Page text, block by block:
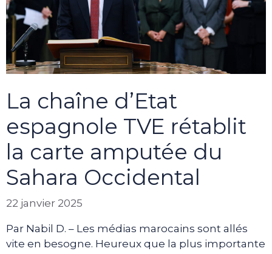
La chaîne d’Etat
espagnole TVE rétablit
la carte amputée du
Sahara Occidental
22 janvier 2025
Par Nabil D. – Les médias marocains sont allés
vite en besogne. Heureux que la plus importante